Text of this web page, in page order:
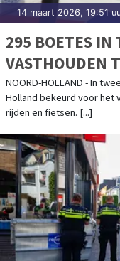
14 maart 2026, 19:51
295 BOETES IN
VASTHOUDEN
VERKEER
NOORD-HOLLAND - In
Holland bekeurd voor het
rijden en fietsen. [...]